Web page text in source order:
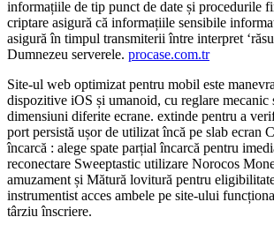
informațiile de tip punct de date și procedurile
criptare asigură că informațiile sensibile
asigură în timpul transmiterii între interpret
Dumnezeu serverele. procase.com.tr
Site-ul web optimizat pentru mobil este
dispozitive iOS și umanoid, cu reglare mecanic
dimensiuni diferite ecrane. extinde pentru a
port persistă ușor de utilizat încă pe slab ecran
încarcă : alege spate parțial încarcă pentru
reconectare Sweeptastic utilizare Norocos
amuzament și Mătură lovitură pentru
instrumentist acces ambele pe site-ului
târziu înscriere.